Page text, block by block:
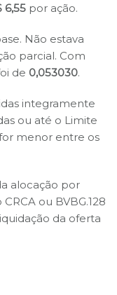
6,55 por ação.
Não estava
parcial. Com
de 0,053030.
integramente
ou até o Limite
menor entre os
alocação por
ou BVBG.128
da oferta